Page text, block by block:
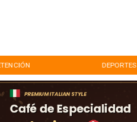
DEPORTES